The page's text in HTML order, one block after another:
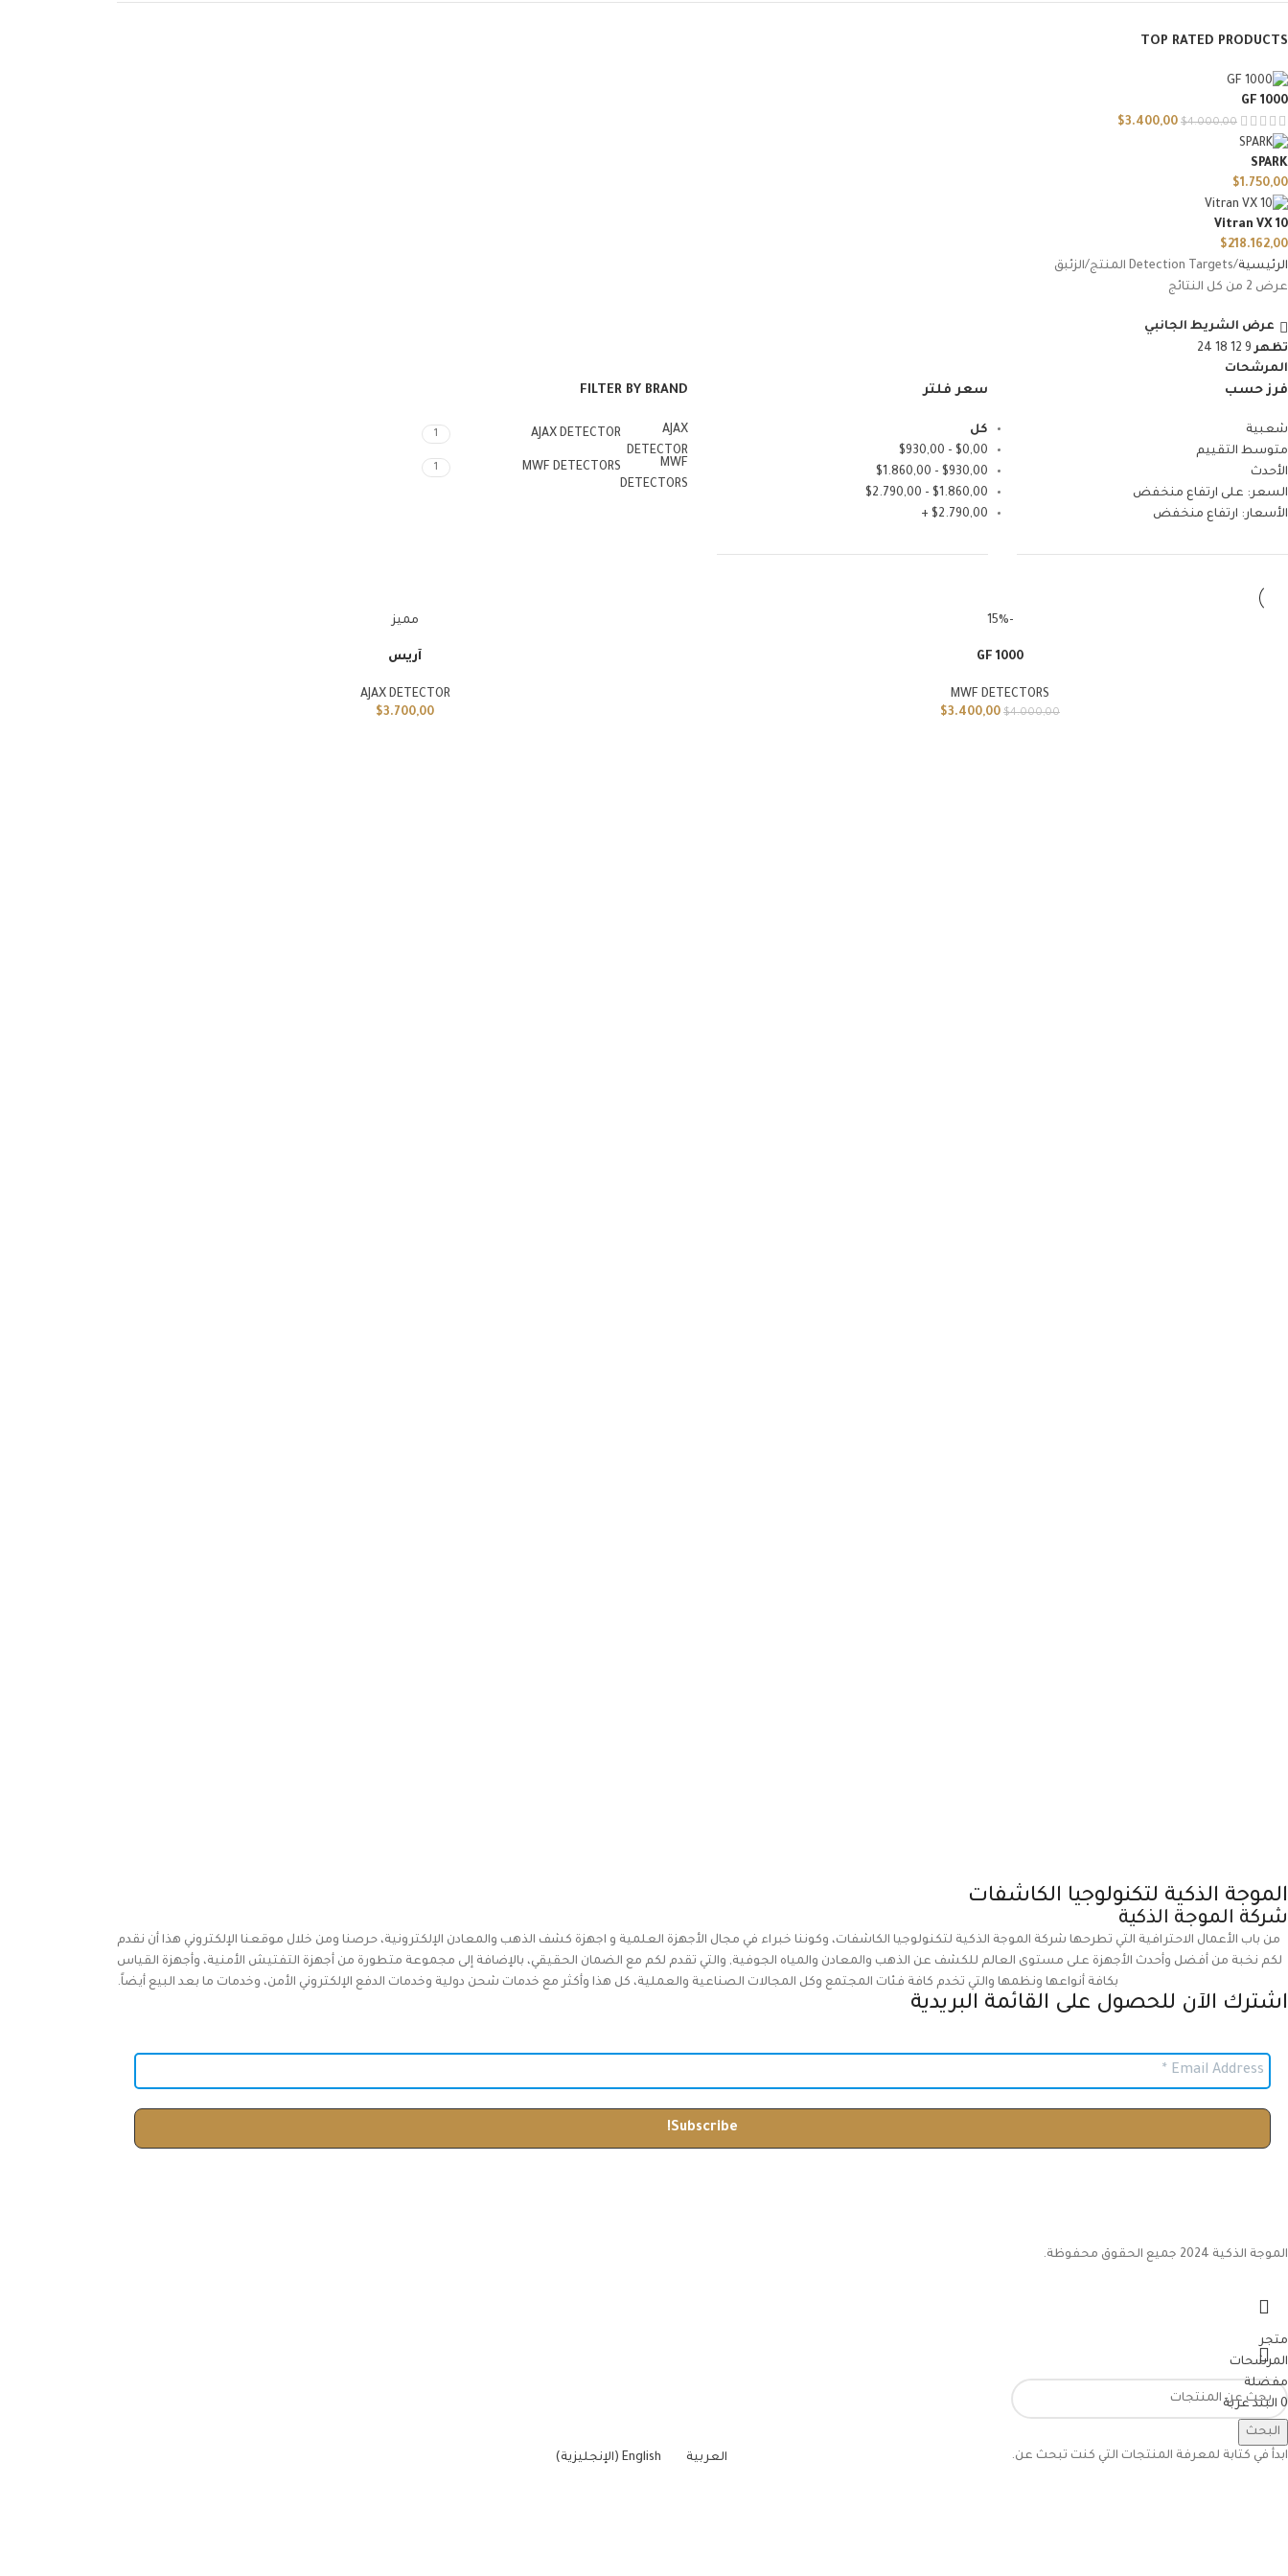
TOP RATED PRODUCTS
GF 1000
$4.000,00
$3.400,00
SPARK
$ 1.750,00
Vitran VX 10
$218.162,00
الرئيسية Detection Targets المنتج
الزئبق
عرض ⁦2⁩ من كل النتائج
عرض الشريط الجانبي
تظهر 9
12
18
24
المرشحات
فرز حسب
شعبية
متوسط التقييم
الأحدث
السعر: على ارتفاع منخفض
الأسعار: ارتفاع منخفض
سعر فلتر
كل
$0,00
-
$930,00
$930,00
-
$ 1.860,00
$ 1.860,00
-
$2.790,00
$2.790,00
+
FILTER BY BRAND
AJAX
DETECTOR
AJAX DETECTOR
1
MWF
DETECTORS
MWF DETECTORS
1
-15%
GF 1000
MWF DETECTORS
$4.000,00
$3.400,00
مميز
آريس
AJAX DETECTOR
$3.700,00
الموجة الذكية لتكنولوجيا الكاشفات
شركة الموجة الذكية
من باب الأعمال الاحترافية التي تطرحها شركة الموجة الذكية لتكنولوجيا الكاشفات، وكوننا خبراء في مجال الأجهزة العلمية و اجهزة كشف الذهب والمعادن الإلكترونية، حرصنا ومن خلال موقعنا الإلكتروني هذا أن نقدم
لكم نخبة من أفضل وأحدث الأجهزة على مستوى العالم للكشف عن الذهب والمعادن والمياه الجوفية, والتي تقدم لكم مع الضمان الحقيقي، بالإضافة إلى مجموعة متطورة من أجهزة التفتيش الأمنية، وأجهزة القياس
بكافة أنواعها ونظمها والتي تخدم كافة فئات المجتمع وكل المجالات الصناعية والعملية، كل هذا وأكثر مع خدمات شحن دولية وخدمات الدفع الإلكتروني الأمن، وخدمات ما بعد البيع أيضاً.
اشترك الآن للحصول على القائمة البريدية
الموجة الذكية 2024 جميع الحقوق محفوظة.
البحث
ابدأ في كتابة لمعرفة المنتجات التي كنت تبحث عن.
متجر
المرشحات
مفضلة
0 البند عربة
حسابي
العربية English
(الإنجليزية)